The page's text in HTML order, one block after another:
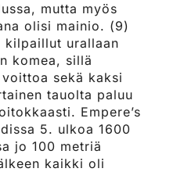
mutta myös
olisi mainio. (9)
kilpaillut urallaan
komea, sillä
sekä kaksi
tauolta paluu
Empere’s
5. ulkoa 1600
jo 100 metriä
kaikki oli